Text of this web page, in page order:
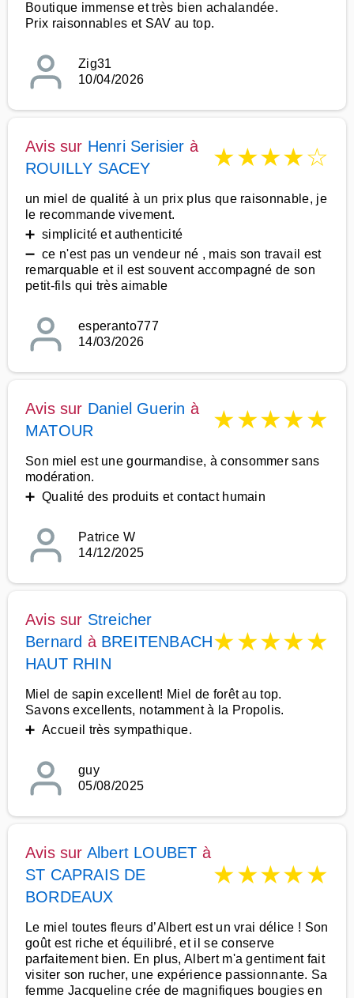
Boutique immense et très bien achalandée.
Prix raisonnables et SAV au top.
Zig31
10/04/2026
Avis sur Henri Serisier à
ROUILLY SACEY
★★★★☆
un miel de qualité à un prix plus que raisonnable, je
le recommande vivement.
➕ simplicité et authenticité
➖ ce n'est pas un vendeur né , mais son travail est
remarquable et il est souvent accompagné de son
petit-fils qui très aimable
esperanto777
14/03/2026
Avis sur Daniel Guerin à
MATOUR
★★★★★
Son miel est une gourmandise, à consommer sans
modération.
➕ Qualité des produits et contact humain
Patrice W
14/12/2025
Avis sur Streicher
Bernard à BREITENBACH
HAUT RHIN
★★★★★
Miel de sapin excellent! Miel de forêt au top.
Savons excellents, notamment à la Propolis.
➕ Accueil très sympathique.
guy
05/08/2025
Avis sur Albert LOUBET à
ST CAPRAIS DE
BORDEAUX
★★★★★
Le miel toutes fleurs d’Albert est un vrai délice ! Son
goût est riche et équilibré, et il se conserve
parfaitement bien. En plus, Albert m'a gentiment fait
visiter son rucher, une expérience passionnante. Sa
femme Jacqueline crée de magnifiques bougies en